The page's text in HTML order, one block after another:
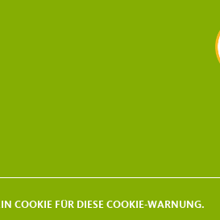
COOKIE FÜR DIESE COOKIE-WARNUNG.